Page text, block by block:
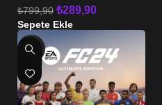
₺799,90 ₺289,90
Sepete Ekle
-77%